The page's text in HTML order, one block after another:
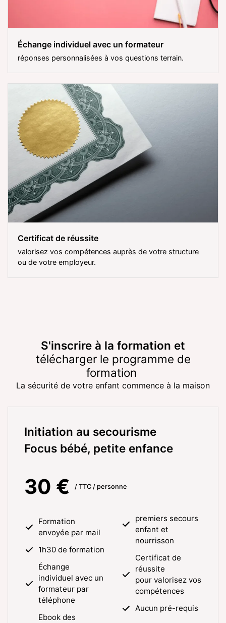
Échange individuel avec un formateur
réponses personnalisées à vos questions terrain.
Certificat de réussite
valorisez vos compétences auprès de votre structure
ou de votre employeur.
S'inscrire à la formation et
télécharger le programme de
formation
La sécurité de votre enfant commence à la maison
Initiation au secourisme
Focus bébé, petite enfance
30 € / TTC / personne
Formation
envoyée par mail
1h30 de formation
Échange
individuel avec un
formateur par
téléphone
Ebook des
premiers secours
enfant et
nourrisson
Certificat de
réussite
pour valorisez vos
compétences
Aucun pré-requis